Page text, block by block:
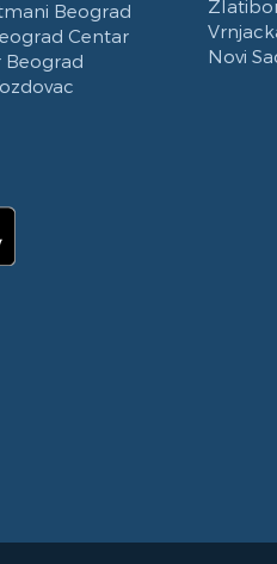
Beograd
Centar
Beograd
Novi